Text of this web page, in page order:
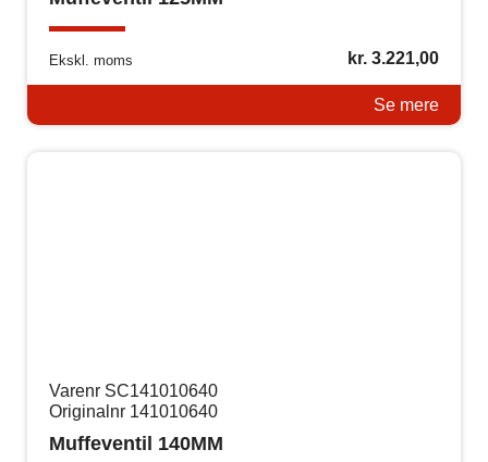
Ekskl. moms kr.3.221,00
Se mere
Varenr SC141010640
Originalnr 141010640
Muffeventil 140MM